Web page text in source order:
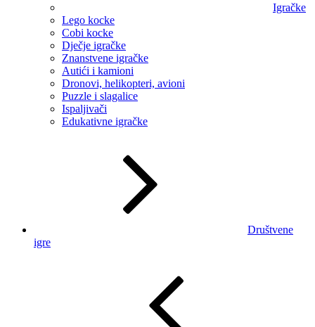
Igračke
Lego kocke
Cobi kocke
Dječje igračke
Znanstvene igračke
Autići i kamioni
Dronovi, helikopteri, avioni
Puzzle i slagalice
Ispaljivači
Edukativne igračke
Društvene
igre